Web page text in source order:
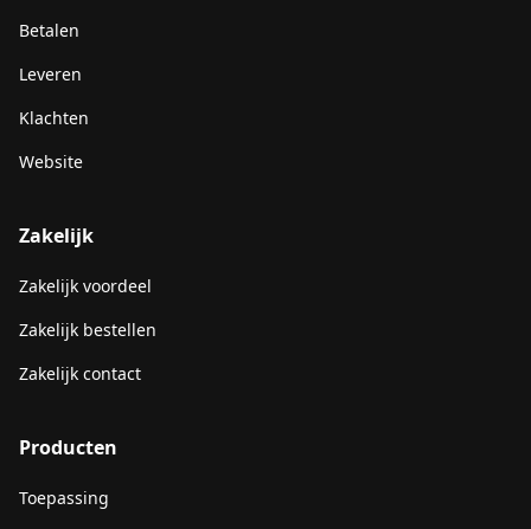
Betalen
Leveren
Klachten
Website
Zakelijk
Zakelijk voordeel
Zakelijk bestellen
Zakelijk contact
Producten
Toepassing